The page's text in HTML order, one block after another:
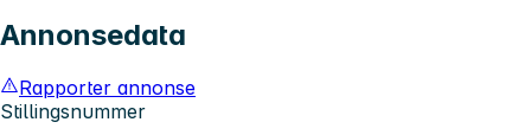
Annonsedata
Rapporter annonse
Stillingsnummer